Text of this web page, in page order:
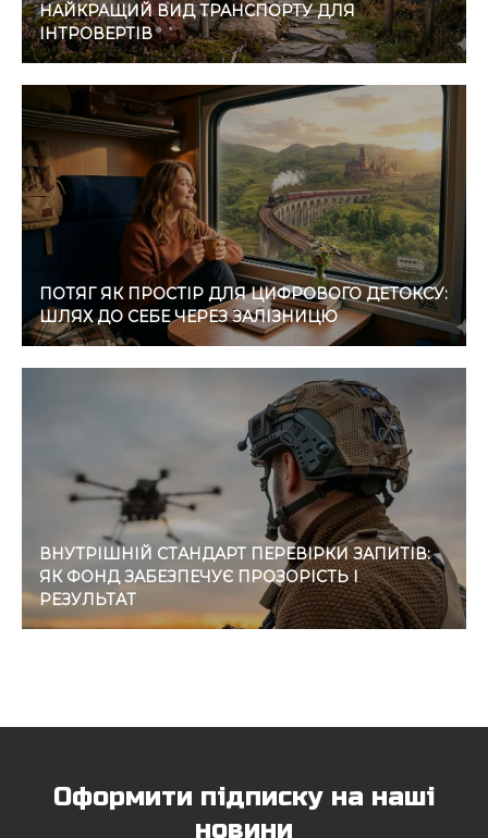
НАЙКРАЩИЙ ВИД ТРАНСПОРТУ ДЛЯ
ІНТРОВЕРТІВ
ПОТЯГ ЯК ПРОСТІР ДЛЯ ЦИФРОВОГО ДЕТОКСУ:
ШЛЯХ ДО СЕБЕ ЧЕРЕЗ ЗАЛІЗНИЦЮ
ВНУТРІШНІЙ СТАНДАРТ ПЕРЕВІРКИ ЗАПИТІВ:
ЯК ФОНД ЗАБЕЗПЕЧУЄ ПРОЗОРІСТЬ І
РЕЗУЛЬТАТ
Оформити підписку на наші
новини